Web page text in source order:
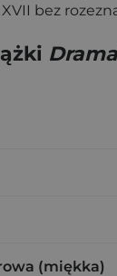
bez
(miękka)